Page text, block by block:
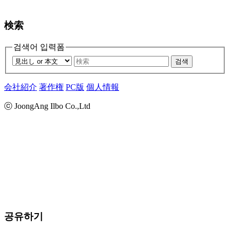
検索
검색어 입력폼
검색
会社紹介 著作権 PC版 個人情報
ⓒ JoongAng Ilbo Co.,Ltd
공유하기